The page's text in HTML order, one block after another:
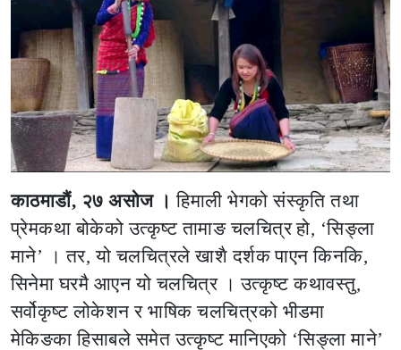
काठमाडौं, २७ असोज । हिमाली भेगको संस्कृति तथा
प्रेमकथा बोकेको उत्कृष्ट तामाङ चलचित्र हो, ‘सिङ्ला
माने’ । तर, यो चलचित्रले खाशै दर्शक पाएन किनकि,
सिनेमा घरमै आएन यो चलचित्र । उत्कृष्ट कथावस्तु,
सर्वोकृष्ट लोकेशन र भाषिक चलचित्रको भीडमा
मेकिङका हिसाबले समेत उत्कृष्ट मानिएको ‘सिङ्ला माने’